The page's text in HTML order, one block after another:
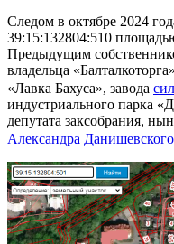
Следом в октябре 2024
39:15:132804:510
Предыдущим
владельца
«Лавка Бахуса», завода
индустриального парка
депутата заксобрания,
Александра Данишевского